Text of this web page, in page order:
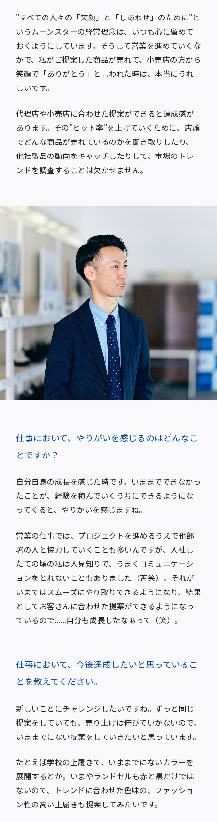
"すべての人々の「笑顔」と「しあわせ」のために"と
いうムーンスターの経営理念は、いつも心に留めて
おくようにしています。そうして営業を進めていくな
かで、私がご提案した商品が売れて、小売店の方から
笑顔で「ありがとう」と言われた時は、本当にうれ
しいです。
代理店や小売店に合わせた提案ができると達成感が
あります。その"ヒット率"を上げていくために、店頭
でどんな商品が売れているのかを聞き取りしたり、
他社製品の動向をキャッチしたりして、市場のトレ
ンドを調査することは欠かせません。
――仕事において、やりがいを感じるのはどんなこ
とですか？
自分自身の成長を感じた時です。いままでできなかっ
たことが、経験を積んでいくうちにできるようにな
ってくると、やりがいを感じますね。
営業の仕事では、プロジェクトを進めるうえで他部
署の人と協力していくことも多いんですが、入社し
たての頃の私は人見知りで、うまくコミュニケーシ
ョンをとれないこともありました（苦笑）。それが
いまではスムーズにやり取りできるようになり、結果
としてお客さんに合わせた提案ができるようになっ
ているので......自分も成長したなぁって（笑）。
――仕事において、今後達成したいと思っているこ
とを教えてください。
新しいことにチャレンジしたいですね。ずっと同じ
提案をしていても、売り上げは伸びていかないので。
いままでにない提案をしていきたいと思っています。
たとえば学校の上履きで、いままでにないカラーを
展開するとか。いまやランドセルも赤と黒だけでは
ないので、トレンドに合わせた色味の、ファッショ
ン性の高い上履きも提案してみたいです。